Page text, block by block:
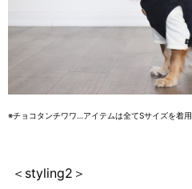
※チョコタンチワワ…アイテムは全てSサイズを着用
＜styling2＞